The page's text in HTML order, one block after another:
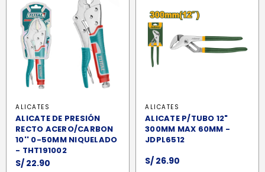
ALICATES
ALICATE DE PRESIÓN
RECTO ACERO/CARBON
10'' 0-50MM NIQUELADO
- THT191002
S/ 22.90
ALICATES
ALICATE P/TUBO 12"
300MM MAX 60MM -
JDPL6512
S/ 26.90